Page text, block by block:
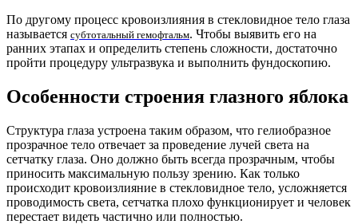
По другому процесс кровоизлияния в стекловидное тело глаза
называется субтотальный гемофтальм. Чтобы выявить его на
ранних этапах и определить степень сложности, достаточно
пройти процедуру ультразвука и выполнить фундоскопию.
Особенности строения глазного яблока
Структура глаза устроена таким образом, что гелиобразное
прозрачное тело отвечает за проведение лучей света на
сетчатку глаза. Оно должно быть всегда прозрачным, чтобы
приносить максимальную пользу зрению. Как только
происходит кровоизлияние в стекловидное тело, усложняется
проводимость света, сетчатка плохо функционирует и человек
перестает видеть частично или полностью.